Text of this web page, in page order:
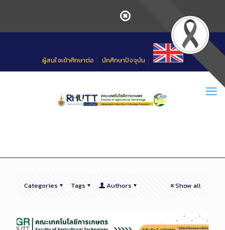
ผู้สนใจเข้าศึกษาต่อ นักศึกษาปัจจุบัน
Categories Tags Authors Show all